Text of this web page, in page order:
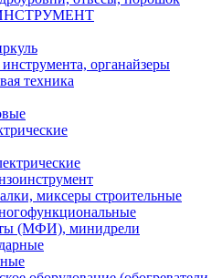
органайзеры
техника
миксеры строительные
(МФИ), минидрели